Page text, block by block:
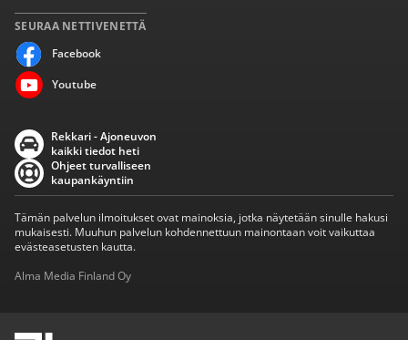
SEURAA NETTIVENETTÄ
Facebook
Youtube
Rekkari - Ajoneuvon
kaikki tiedot heti
Ohjeet turvalliseen
kaupankäyntiin
Tämän palvelun ilmoitukset ovat mainoksia, jotka näytetään sinulle hakusi
mukaisesti. Muuhun palvelun kohdennettuun mainontaan voit vaikuttaa
evästeasetusten kautta.
Alma Media Finland Oy